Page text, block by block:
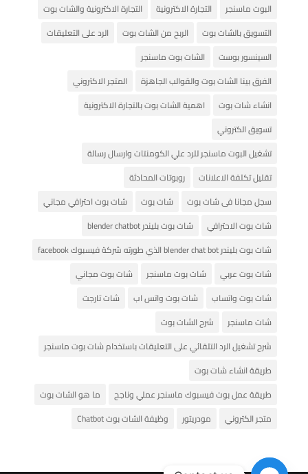
البوت ماسنجر
التجارة الاكترونية
التجارة الاكترونية والشات بوت
التسويق بالشات بوت
الربح من الشات بوت
الرد على التعليقات
السينسور بوست
الشات بوت ماسنجر
الفرق بينا الشات بوت والقوالب الجاهزة
المتجر الاكتروني
انشاء شات بوت
اهمية الشات بوت بالتجارة الاكترونية
تسويق الكتروني
تشغيل البوت ماسنجر للرد علي الكومنتات وارسال رسالة
تقليل تكلفة الاعلانات
روبوتات المحادثة
سجل مجانا فى شات بوت
شات بوت
شات بوت احترافي مجاني
شات بوت الاحترافي
شات بوت بليندر blender chatbot
شات بوت بليندر blender chat bot الذي طورته شركة فيسبوك facebook
شات بوت عربي
شات بوت ماسنجر
شات بوت مجاني
شات بوت واتساب
شات بوت واتس اب
شات تارجت
شات ماسنجر
شرح الشات بوت
شرح تشغيل الرد التلقائي على التعليقات باستخدام شات بوت ماسنجر
طريقة انشاء شات بوت
طريقة عمل بوت فيسبوك ماسنجر عملي وناجح
ما هو الشات بوت
متجر الكتروني
مودريتور وظيفة الشات بوت Chatbot